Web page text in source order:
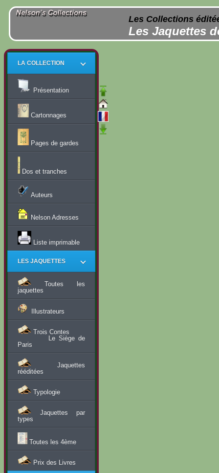
Les Collections
Les Jaquettes
LA COLLECTION
Présentation
Cartonnages
Pages de gardes
Dos et tranches
Auteurs
Nelson Adresses
Liste imprimable
LES JAQUETTES
Toutes les
jaquettes
Illustrateurs
Trois Contes
Le Siège de
Paris
Jaquettes
rééditées
Typologie
Jaquettes par
types
Toutes les 4ème
Prix des Livres